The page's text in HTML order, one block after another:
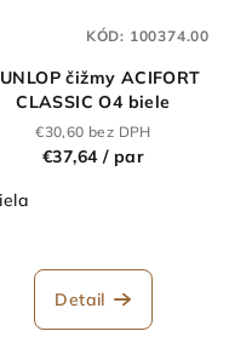
čižmy ACIFORT
CLASSIC O4 biele
€30,60 bez DPH
€37,64 / par
Detail
KÓD: 100374.00